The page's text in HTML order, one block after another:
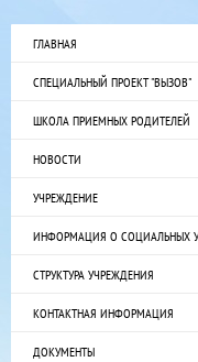
ГЛАВНАЯ
СПЕЦИАЛЬНЫЙ ПРОЕКТ "ВЫЗОВ"
ШКОЛА ПРИЕМНЫХ РОДИТЕЛЕЙ
НОВОСТИ
УЧРЕЖДЕНИЕ
ИНФОРМАЦИЯ О СОЦИАЛЬНЫХ
СТРУКТУРА УЧРЕЖДЕНИЯ
КОНТАКТНАЯ ИНФОРМАЦИЯ
ДОКУМЕНТЫ